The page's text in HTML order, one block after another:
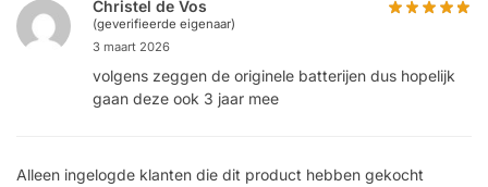
Christel de Vos
(geverifieerde eigenaar)
3 maart 2026
volgens zeggen de originele batterijen dus hopelijk
gaan deze ook 3 jaar mee
Alleen ingelogde klanten die dit product hebben gekocht